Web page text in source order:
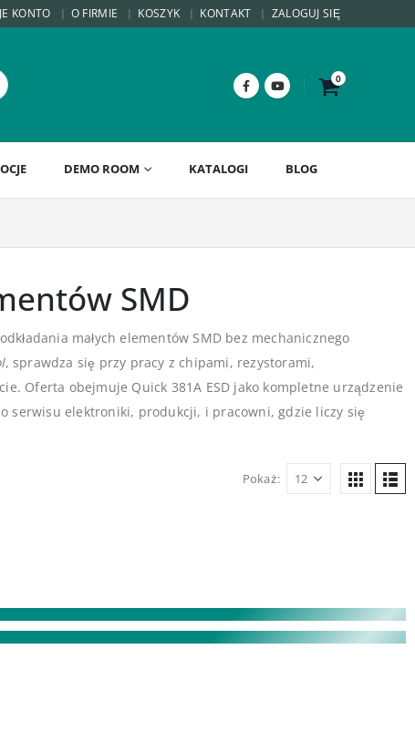
KONTO O FIRMIE KOSZYK KONTAKT ZALOGUJ SIĘ
0
DEMO ROOM KATALOGI BLOG
SMD
małych elementów SMD bez mechanicznego
, sprawdza się przy pracy z chipami, rezystorami,
Oferta obejmuje Quick 381A ESD jako kompletne urządzenie
serwisu elektroniki, produkcji, i pracowni, gdzie liczy się
Pokaż: